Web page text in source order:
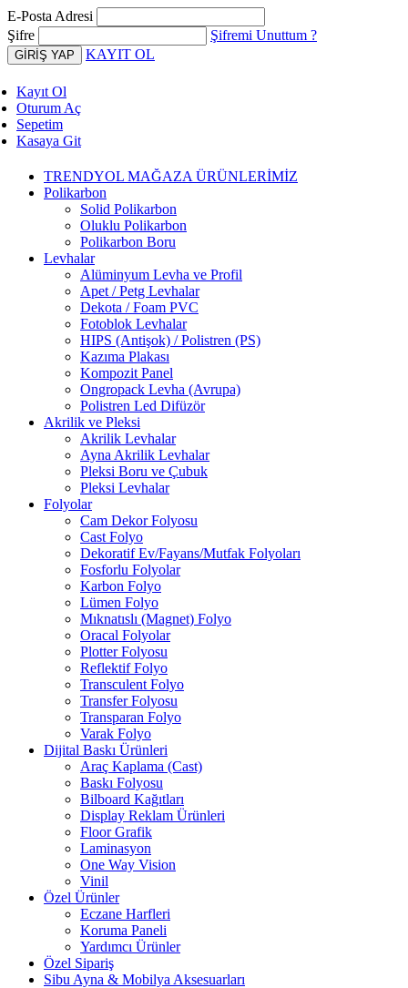
E-Posta Adresi
Şifre
Şifremi Unuttum ?
KAYIT OL
Kayıt Ol
Oturum Aç
Sepetim
Kasaya Git
TRENDYOL MAĞAZA ÜRÜNLERİMİZ
Polikarbon
Solid Polikarbon
Oluklu Polikarbon
Polikarbon Boru
Levhalar
Alüminyum Levha ve Profil
Apet / Petg Levhalar
Dekota / Foam PVC
Fotoblok Levhalar
HIPS (Antişok) / Polistren (PS)
Kazıma Plakası
Kompozit Panel
Ongropack Levha (Avrupa)
Polistren Led Difüzör
Akrilik ve Pleksi
Akrilik Levhalar
Ayna Akrilik Levhalar
Pleksi Boru ve Çubuk
Pleksi Levhalar
Folyolar
Cam Dekor Folyosu
Cast Folyo
Dekoratif Ev/Fayans/Mutfak Folyoları
Fosforlu Folyolar
Karbon Folyo
Lümen Folyo
Mıknatıslı (Magnet) Folyo
Oracal Folyolar
Plotter Folyosu
Reflektif Folyo
Transculent Folyo
Transfer Folyosu
Transparan Folyo
Varak Folyo
Dijital Baskı Ürünleri
Araç Kaplama (Cast)
Baskı Folyosu
Bilboard Kağıtları
Display Reklam Ürünleri
Floor Grafik
Laminasyon
One Way Vision
Vinil
Özel Ürünler
Eczane Harfleri
Koruma Paneli
Yardımcı Ürünler
Özel Sipariş
Sibu Ayna & Mobilya Aksesuarları